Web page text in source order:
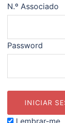
N.º Associado
Password